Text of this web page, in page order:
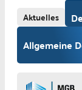
Aktuelles
Allgemeine